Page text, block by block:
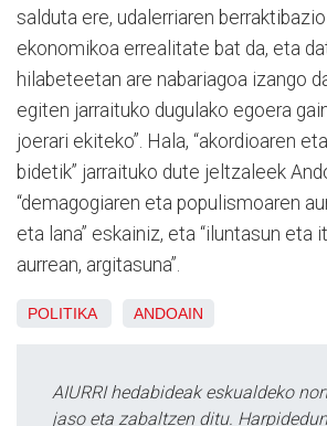
salduta ere, udalerriaren
ekonomikoa errealitate bat da, eta
hilabeteetan are nabariagoa izango
egiten jarraituko dugulako egoera
joerari ekiteko”. Hala, “akordioaren
bidetik” jarraituko dute jeltzaleek
“demagogiaren eta populismoaren
eta lana” eskainiz, eta “iluntasun eta
aurrean, argitasuna”.
POLITIKA ANDOAIN
AIURRI hedabideak eskualdeko
jaso eta zabaltzen ditu.